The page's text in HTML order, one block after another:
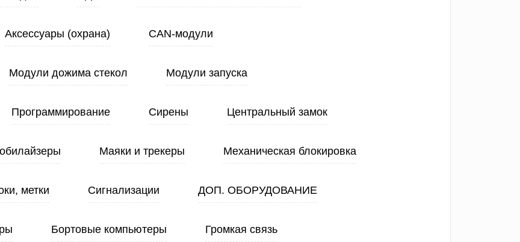
Аксессуары (охрана) CAN-модули
Модули дожима стекол Модули запуска
Программирование Сирены Центральный замок
Маяки и трекеры Механическая блокировка
метки Сигнализации ДОП. ОБОРУДОВАНИЕ
Бортовые компьютеры Громкая связь